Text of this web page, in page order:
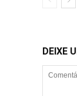
DEIXE